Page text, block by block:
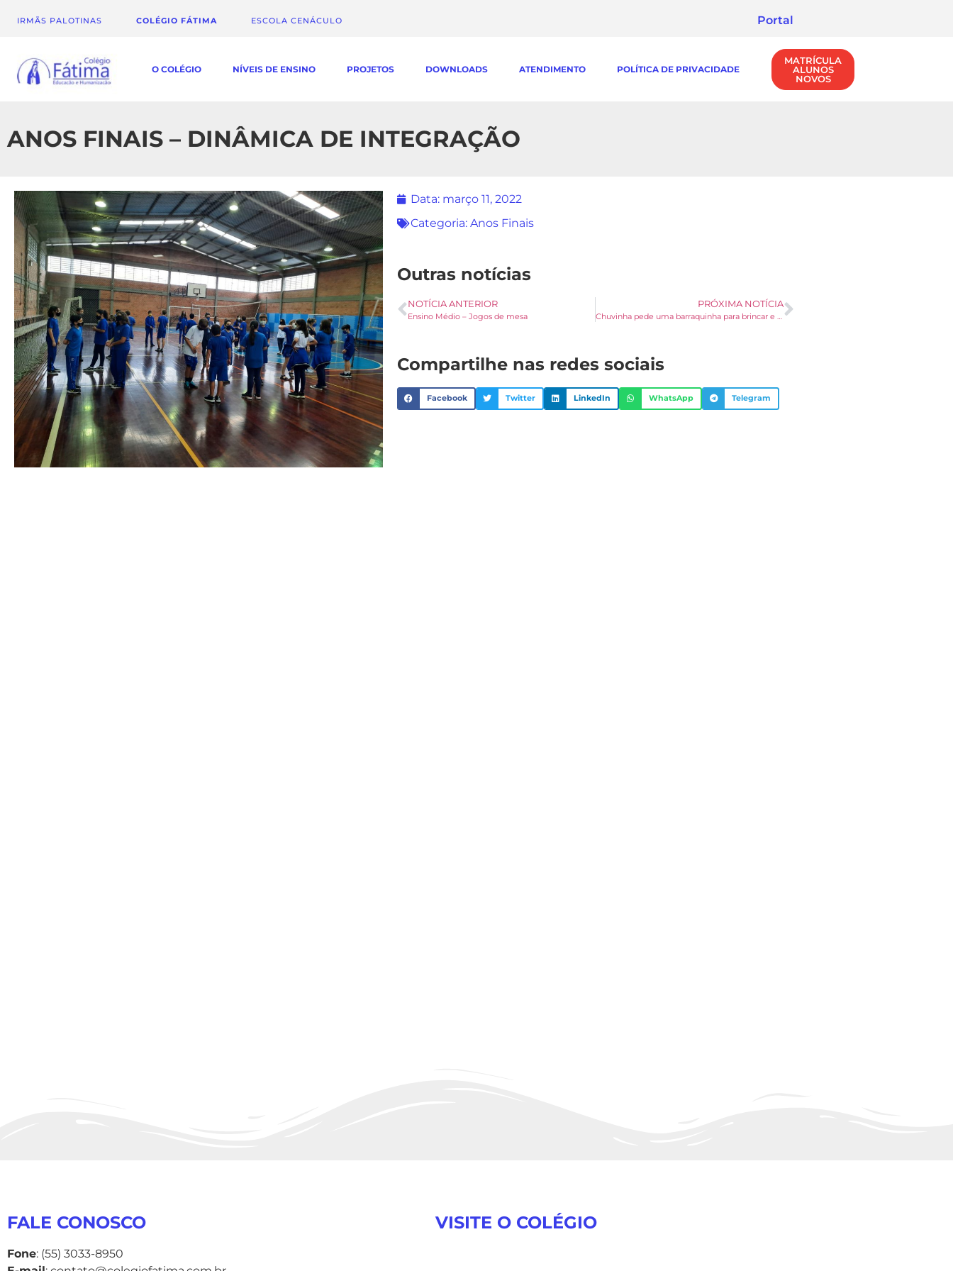
IRMÃS PALOTINAS COLÉGIO FÁTIMA ESCOLA CENÁCULO Portal
O COLÉGIO NÍVEIS DE ENSINO PROJETOS DOWNLOADS ATENDIMENTO POLÍTICA DE PRIVACIDADE
MATRÍCULA
ALUNOS
NOVOS
ANOS FINAIS – DINÂMICA DE INTEGRAÇÃO
Data: março 11, 2022
Categoria: Anos Finais
Outras notícias
NOTÍCIA ANTERIOR
Ensino Médio – Jogos de mesa
PRÓXIMA NOTÍCIA
Chuvinha pede uma barraquinha para brincar e uma história bem gostosa!
Compartilhe nas redes sociais
Facebook Twitter LinkedIn WhatsApp Telegram
FALE CONOSCO
Fone: (55) 3033-8950
VISITE O COLÉGIO